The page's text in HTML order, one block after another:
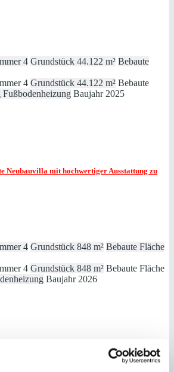
4 Grundstück 44.122 m² Bebaute
4 Grundstück 44.122 m² Bebaute
Fußbodenheizung Baujahr 2025
Neubauvilla mit hochwertiger Ausstattung zu
4 Grundstück 848 m² Bebaute Fläche
4 Grundstück 848 m² Bebaute Fläche
Baujahr 2026
Neubauvilla mit einmaligem Design und